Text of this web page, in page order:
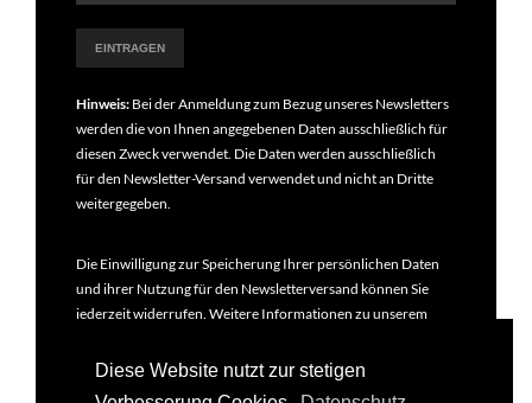
Diese Website nutzt zur stetigen
Hinweis: Bei der Anmeldung zum Bezug unseres Newsletters
werden die von Ihnen angegebenen Daten ausschließlich für
diesen Zweck verwendet. Die Daten werden ausschließlich
für den Newsletter-Versand verwendet und nicht an Dritte
weitergegeben.
Die Einwilligung zur Speicherung Ihrer persönlichen Daten
und ihrer Nutzung für den Newsletterversand können Sie
jederzeit widerrufen. Weitere Informationen zu unserem
Datenschutzbestimmungen